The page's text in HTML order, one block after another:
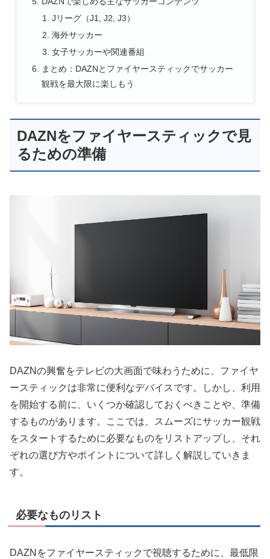
Jリーグ（J1, J2, J3）
海外サッカー
女子サッカーや関連番組
まとめ：DAZNとファイヤースティックでサッカー
観戦を最大限に楽しもう
DAZNをファイヤースティックで見
るための準備
DAZNの興奮をテレビの大画面で味わうために、ファイヤ
ースティックは非常に便利なデバイスです。しかし、利用
を開始する前に、いくつか確認しておくべきことや、準備
するものがあります。ここでは、スムーズにサッカー観戦
をスタートするために必要なものをリストアップし、それ
ぞれの選び方やポイントについて詳しく解説していきま
す。
必要なものリスト
DAZNをファイヤースティックで視聴するために、最低限